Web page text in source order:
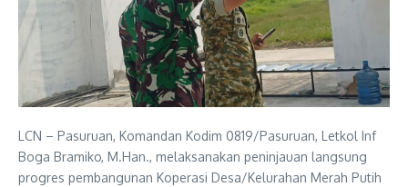
LCN – Pasuruan, Komandan Kodim 0819/Pasuruan, Letkol Inf
Boga Bramiko, M.Han., melaksanakan peninjauan langsung
progres pembangunan Koperasi Desa/Kelurahan Merah Putih